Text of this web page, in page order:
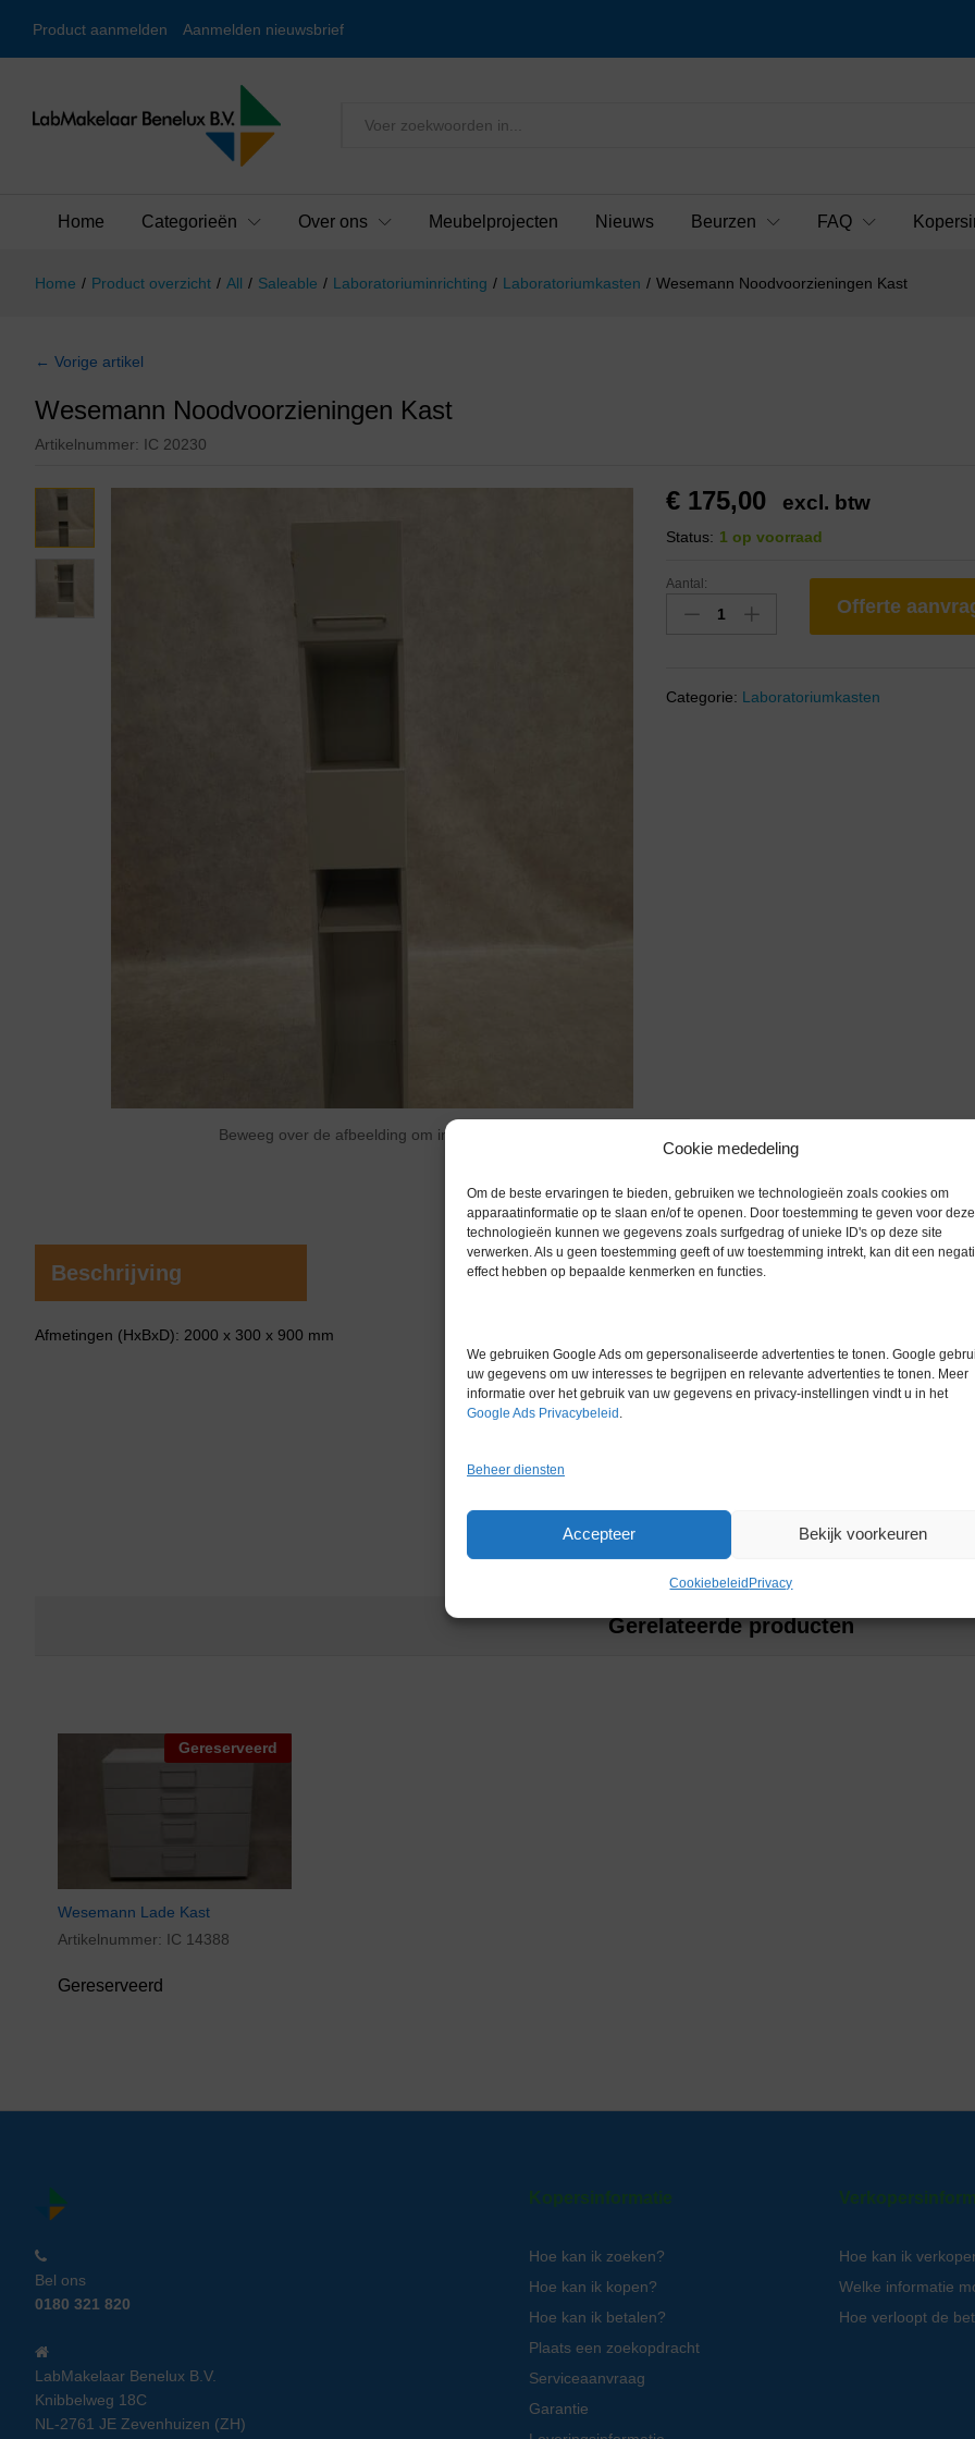
Cookie mededeling
Om de beste ervaringen te bieden, gebruiken we technologieën zoals cookies om
apparaatinformatie op te slaan en/of te openen. Door toestemming te geven voor deze
technologieën kunnen we gegevens zoals surfgedrag of unieke ID's op deze site
verwerken. Als u geen toestemming geeft of uw toestemming intrekt, kan dit een
effect hebben op bepaalde kenmerken en functies.
We gebruiken Google Ads om gepersonaliseerde advertenties te tonen. Google
uw gegevens om uw interesses te begrijpen en relevante advertenties te tonen. Meer
informatie over het gebruik van uw gegevens en privacy-instellingen vindt u in het
Google Ads Privacybeleid .
Beheer diensten
Accepteer Bekijk voorkeuren
CookiebeleidPrivacy
Product aanmelden Aanmelden nieuwsbrief
Alles
Home Categorieën Over ons Meubelprojecten Nieuws Beurzen FAQ
Home / Product overzicht / All / Saleable / Laboratoriuminrichting / Laboratoriumkasten / Wesemann Noodvoorzieningen Kast
← Vorige artikel
Wesemann Noodvoorzieningen Kast
Artikelnummer: IC 20230
Beweeg over de afbeelding om in te zoomen
€ 175,00 excl. btw
Status: 1 op voorraad
Aantal:
Offerte
Categorie: Laboratoriumkasten
Beschrijving
Afmetingen (HxBxD): 2000 x 300 x 900 mm
Extra informatie
Garantie 6 maanden
Gerelateerde producten
Gereserveerd
Wesemann Lade Kast
Artikelnummer: IC 14388
Gereserveerd
Bel ons
0180 321 820
LabMakelaar Benelux B.V.
Knibbelweg 18C
NL-2761 JE Zevenhuizen (ZH)
Kopersinformatie
Hoe kan ik zoeken?
Hoe kan ik kopen?
Hoe kan ik betalen?
Plaats een zoekopdracht
Serviceaanvraag
Garantie
Hoe kan ik
Welke informatie
Hoe verloopt de